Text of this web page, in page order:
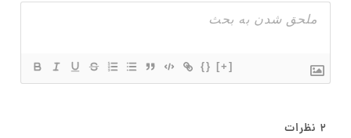
{} [+]
۲ نظرات